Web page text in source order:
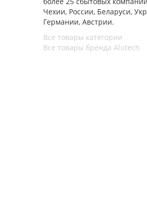
Чехии, России, Беларуси,
Германии, Австрии.
Все товары категории
Все товары бренда Alutech